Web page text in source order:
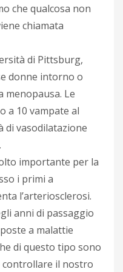
che qualcosa non
chiamata
di Pittsburg,
donne intorno o
menopausa. Le
a 10 vampate al
di vasodilatazione
importante per la
i primi a
l’arteriosclerosi.
anni di passaggio
a malattie
di questo tipo sono
il nostro